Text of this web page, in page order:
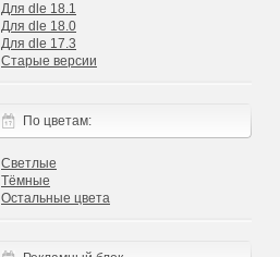
Для dle 18.1
Для dle 18.0
Для dle 17.3
Старые версии
По цветам:
Светлые
Тёмные
Остальные цвета